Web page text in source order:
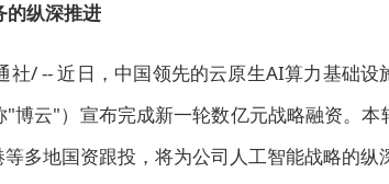
的纵深推进
社/ -- 近日，中国领先的云原生AI算力基础
博云"）宣布完成新一轮数亿元战略融资。
多地国资跟投，将为公司人工智能战略的纵